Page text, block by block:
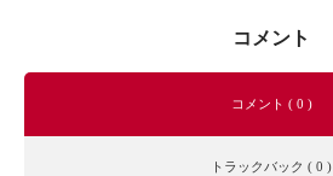
コメント
コメント ( 0 )
トラックバック ( 0 )